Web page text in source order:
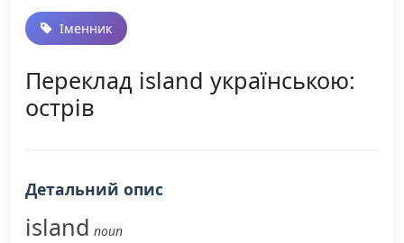
Іменник
Переклад island українською:
острів
Детальний опис
island noun